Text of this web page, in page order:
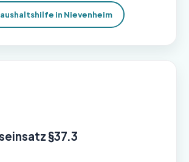
in Nievenheim
§37.3